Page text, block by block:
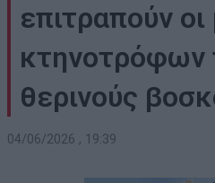
επιτραπούν
κτηνοτρόφων
θερινούς
04/06/2026 , 19:39